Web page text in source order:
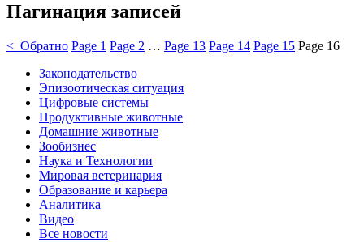
Пагинация записей
< Обратно Page 1 Page 2 … Page 13 Page 14 Page 15 Page 16
Законодательство
Эпизоотическая ситуация
Цифровые системы
Продуктивные животные
Домашние животные
Зообизнес
Наука и Технологии
Мировая ветеринария
Образование и карьера
Аналитика
Видео
Все новости